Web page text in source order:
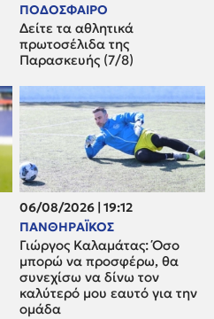
ΠΟΔΟΣΦΑΙΡΟ
Δείτε τα αθλητικά
πρωτοσέλιδα της
Παρασκευής (7/8)
06/08/2026 | 19:12
ΠΑΝΘΗΡΑΪΚΟΣ
Γιώργος Καλαμάτας: Όσο
μπορώ να προσφέρω, θα
συνεχίσω να δίνω τον
καλύτερό μου εαυτό για την
ομάδα